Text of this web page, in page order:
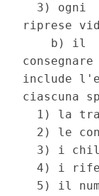
3) ogni
riprese
b) il
include
ciascuna
1) la
2) le
3) i
4) i
5) il